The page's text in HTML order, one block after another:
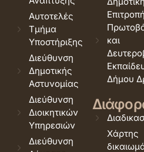
Αυτοτελές
Τμήμα
Υποστήριξης
Διεύθυνση
Δημοτικής
Αστυνομίας
Διεύθυνση
Διοικητικών
Υπηρεσιών
Διεύθυνση
Επιτροπή
και
Δήμου
Χάρτης